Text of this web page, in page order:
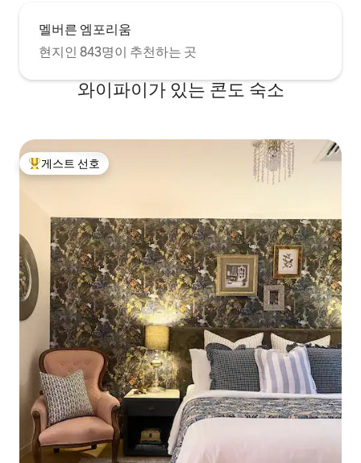
멜버른 엠포리움
현지인 843명이 추천하는 곳
와이파이가 있는 콘도 숙소
상위 게스트 선호
게스트 선호